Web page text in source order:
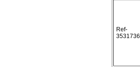
Ref-
3531736